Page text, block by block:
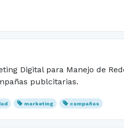
Digital para Manejo de
publcitarias.
marketing campañas